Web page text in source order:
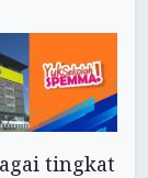
tingkat